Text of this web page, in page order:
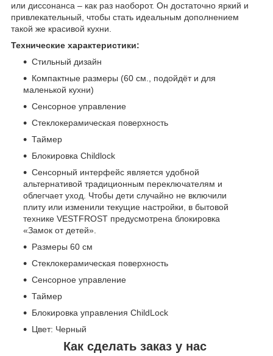
или диссонанса – как раз наоборот. Он достаточно яркий и
привлекательный, чтобы стать идеальным дополнением
такой же красивой кухни.
Технические характеристики:
Стильный дизайн
Компактные размеры (60 см., подойдёт и для
маленькой кухни)
Сенсорное управление
Стеклокерамическая поверхность
Таймер
Блокировка Childlock
Сенсорный интерфейс является удобной
альтернативой традиционным переключателям и
облегчает уход. Чтобы дети случайно не включили
плиту или изменили текущие настройки, в бытовой
технике VESTFROST предусмотрена блокировка
«Замок от детей».
Размеры 60 см
Стеклокерамическая поверхность
Сенсорное управление
Таймер
Блокировка управления ChildLock
Цвет: Черный
Как сделать заказ у нас